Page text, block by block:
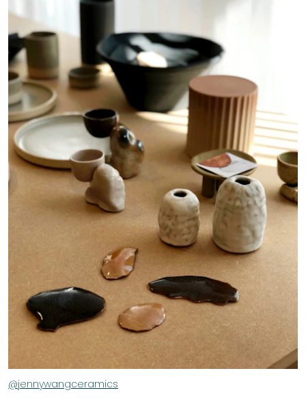
@jennywangceramics